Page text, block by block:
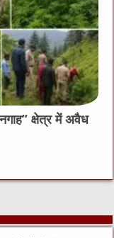
क्षेत्र में अवैध